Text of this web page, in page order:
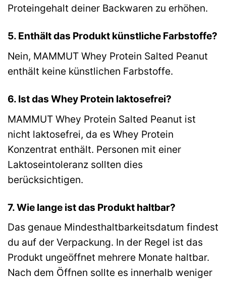
Proteingehalt deiner Backwaren zu erhöhen.
5. Enthält das Produkt künstliche Farbstoffe?
Nein, MAMMUT Whey Protein Salted Peanut
enthält keine künstlichen Farbstoffe.
6. Ist das Whey Protein laktosefrei?
MAMMUT Whey Protein Salted Peanut ist
nicht laktosefrei, da es Whey Protein
Konzentrat enthält. Personen mit einer
Laktoseintoleranz sollten dies
berücksichtigen.
7. Wie lange ist das Produkt haltbar?
Das genaue Mindesthaltbarkeitsdatum findest
du auf der Verpackung. In der Regel ist das
Produkt ungeöffnet mehrere Monate haltbar.
Nach dem Öffnen sollte es innerhalb weniger